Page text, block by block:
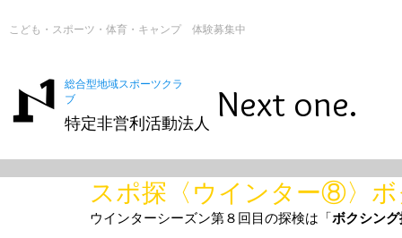
こども・スポーツ・体育・キャンプ 体験募集中
総合型地域スポーツクラ
ブ
特定非営利活動法人 Next one.
スポ探〈ウインター⑧〉
ウインターシーズン第８回目の探検は「ボクシン